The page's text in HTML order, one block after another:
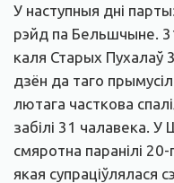
У наступныя дні
рэйд па Бельшчыне.
каля Старых Пухалаў
дзён да таго
лютага часткова
забілі 31 чалавека.
смяротна паранілі
якая супраціўлялася